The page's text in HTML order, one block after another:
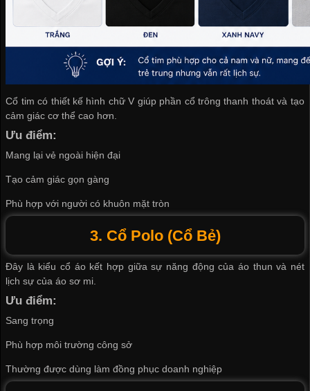
Cổ tim có thiết kế hình chữ V giúp phần cổ trông thanh thoát và tạo
cảm giác cơ thể cao hơn.
Ưu điểm:
Mang lại vẻ ngoài hiện đại
Tạo cảm giác gọn gàng
Phù hợp với người có khuôn mặt tròn
3. Cổ Polo (Cổ Bẻ)
Đây là kiểu cổ áo kết hợp giữa sự năng động của áo thun và nét
lịch sự của áo sơ mi.
Ưu điểm:
Sang trọng
Phù hợp môi trường công sở
Thường được dùng làm đồng phục doanh nghiệp